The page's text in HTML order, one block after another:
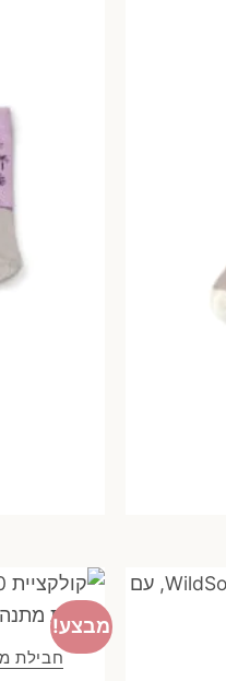
מבצע!
חבילת מתנה: 10 גרביים